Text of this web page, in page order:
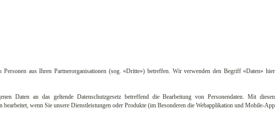
aus Ihren Partnerorganisationen (sog. «Dritte») betreffen. Wir verwenden den Begriff «Daten» hier
Daten an das geltende Datenschutzgesetz betreffend die Bearbeitung von Personendaten. Mit diesen
bearbeitet, wenn Sie unsere Dienstleistungen oder Produkte (im Besonderen die Webapplikation und Mobile-App